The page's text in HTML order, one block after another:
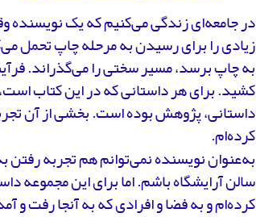
در جامعه‌ای زندگی می‌کنیم که یک نویسنده
زیادی را برای رسیدن به مرحله چاپ تحمل
به چاپ برسد، مسیر سختی را می‌گذراند.
کشید. برای هر داستانی که در این کتاب
داستانی، پژوهش بوده است. بخشی از آن
کرده‌ام.
به‌عنوان نویسنده نمی‌توانم هم تجربه
سالن آرایشگاه باشم. اما برای این مجموعه
کرده‌ام و به فضا و افرادی که به آنجا رفت و